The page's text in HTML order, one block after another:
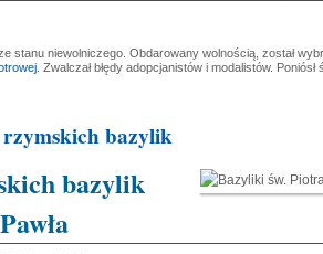
stanu niewolniczego. Obdarowany wolnością, został
. Zwalczał błędy adopcjanistów i modalistów.
rzymskich bazylik
bazylik